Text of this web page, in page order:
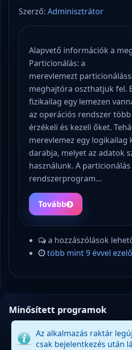
Szerző: Adminisztrátor
Alapvető információk a
Particionálás: a
merevlemezt
meghajtóra oszthatjuk fel.
fizikailag egy lemezen
az operációs rendszer
érzékeli és kezeli őket.
merevlemez egy logikailag
darabja, melyet az adatok
használunk. A
rendszerprogram…
Tovább
a hozzászólások
több mint 9 évvel
Minősített programok
Az alkalmazás raktár
csak bejelentkezés után